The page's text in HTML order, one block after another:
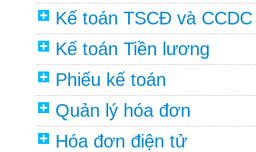
Kế toán TSCĐ và CCDC
Kế toán Tiền lương
Phiếu kế toán
Quản lý hóa đơn
Hóa đơn điện tử